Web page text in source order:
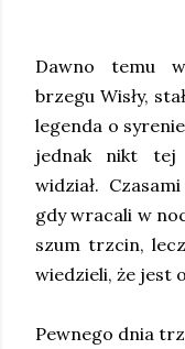
Dawno temu
brzegu Wisły,
legenda o
jednak nikt tej
widział.
gdy wracali w
szum trzcin,
wiedzieli, że jest
Pewnego dnia